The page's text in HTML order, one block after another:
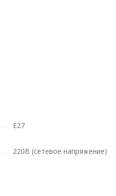
E27
220В (сетевое напряжение)